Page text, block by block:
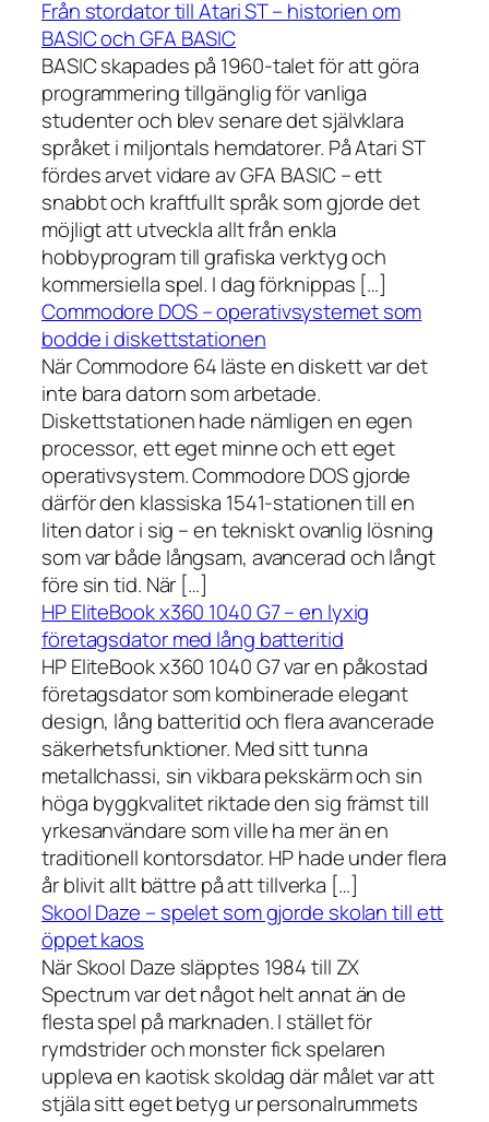
Från stordator till Atari ST – historien om
BASIC och GFA BASIC
BASIC skapades på 1960-talet för att göra
programmering tillgänglig för vanliga
studenter och blev senare det självklara
språket i miljontals hemdatorer. På Atari ST
fördes arvet vidare av GFA BASIC – ett
snabbt och kraftfullt språk som gjorde det
möjligt att utveckla allt från enkla
hobbyprogram till grafiska verktyg och
kommersiella spel. I dag förknippas […]
Commodore DOS – operativsystemet som
bodde i diskettstationen
När Commodore 64 läste en diskett var det
inte bara datorn som arbetade.
Diskettstationen hade nämligen en egen
processor, ett eget minne och ett eget
operativsystem. Commodore DOS gjorde
därför den klassiska 1541-stationen till en
liten dator i sig – en tekniskt ovanlig lösning
som var både långsam, avancerad och långt
före sin tid. När […]
HP EliteBook x360 1040 G7 – en lyxig
företagsdator med lång batteritid
HP EliteBook x360 1040 G7 var en påkostad
företagsdator som kombinerade elegant
design, lång batteritid och flera avancerade
säkerhetsfunktioner. Med sitt tunna
metallchassi, sin vikbara pekskärm och sin
höga byggkvalitet riktade den sig främst till
yrkesanvändare som ville ha mer än en
traditionell kontorsdator. HP hade under flera
år blivit allt bättre på att tillverka […]
Skool Daze – spelet som gjorde skolan till ett
öppet kaos
När Skool Daze släpptes 1984 till ZX
Spectrum var det något helt annat än de
flesta spel på marknaden. I stället för
rymdstrider och monster fick spelaren
uppleva en kaotisk skoldag där målet var att
stjäla sitt eget betyg ur personalrummets